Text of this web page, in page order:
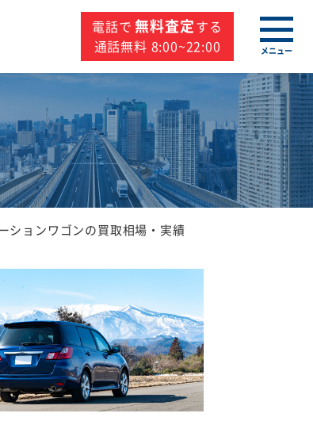
電話で 無料査定する
通話無料 8:00~22:00
メニュー
ションワゴンの買取相場・実績